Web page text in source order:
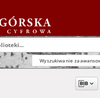
Wyszukiwanie